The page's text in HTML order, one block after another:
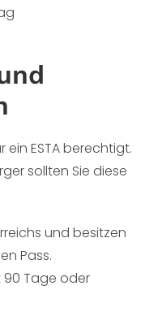
ESTA berechtigt.
sollten Sie diese
und besitzen
Pass.
90 Tage oder